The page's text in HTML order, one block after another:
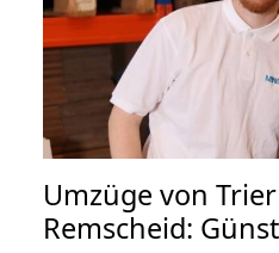
Umzüge von
Remscheid: